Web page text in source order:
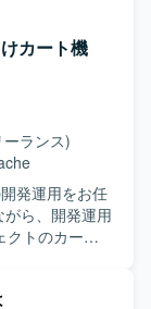
やクラウド
規模なモビ
できます。
ドおよびバ
たはGCP）
プリケーシ
、製造、単
守・運用ま
ェクトに応
ィングへの
素のキャッ
求めており
ニケーショ
たします。
で、クラウド
ができ、SPA
スグロース
カート機
ランス)
発運用をお任
ら、開発運用
クトのカート
海外購入者向